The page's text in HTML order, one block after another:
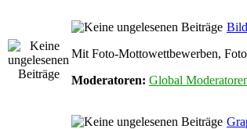
Mit Foto-Mottowettbewerben,
Moderatoren: Global